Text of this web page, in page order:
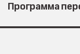
Программа